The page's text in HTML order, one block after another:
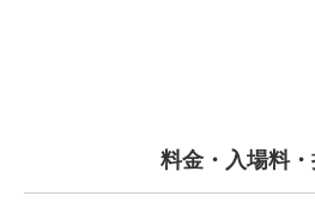
料金・入場料